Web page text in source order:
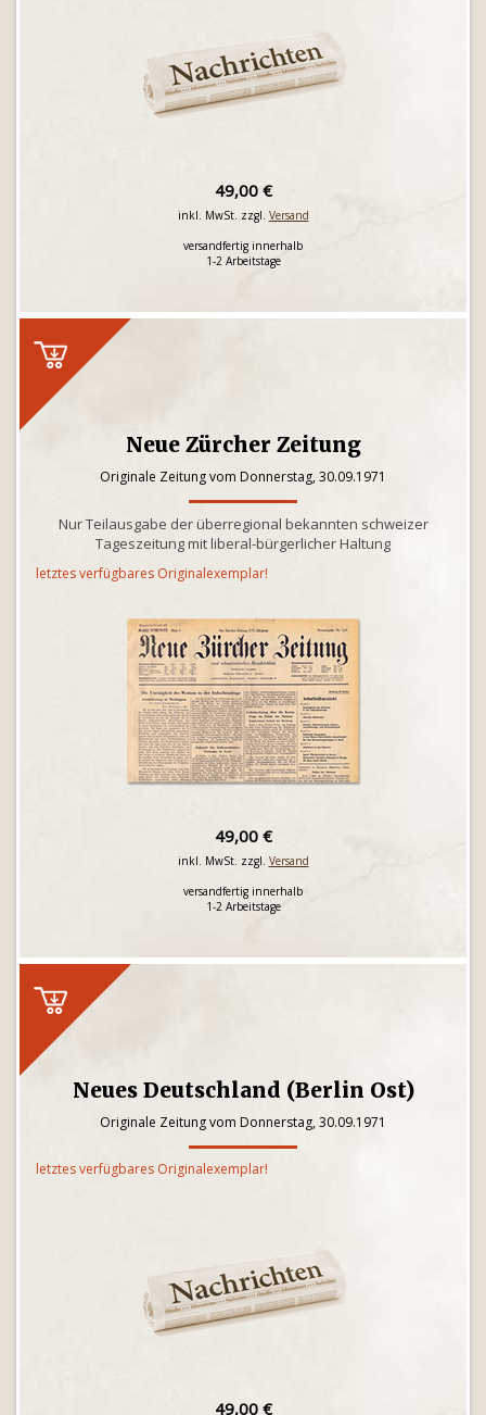
49,00 €
inkl. MwSt. zzgl. Versand
versandfertig innerhalb
1-2 Arbeitstage
Neue Zürcher Zeitung
Originale Zeitung vom Donnerstag, 30.09.1971
Nur Teilausgabe der überregional bekannten schweizer
Tageszeitung mit liberal-bürgerlicher Haltung
letztes verfügbares Originalexemplar!
49,00 €
inkl. MwSt. zzgl. Versand
versandfertig innerhalb
1-2 Arbeitstage
Neues Deutschland (Berlin Ost)
Originale Zeitung vom Donnerstag, 30.09.1971
letztes verfügbares Originalexemplar!
49,00 €